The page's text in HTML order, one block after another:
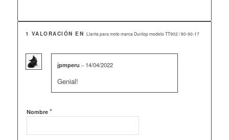
1 VALORACIÓN EN Llanta para moto marca Dunlop modelo TT902 / 80-90-17
jpmperu – 14/04/2022
Genial!
Nombre *